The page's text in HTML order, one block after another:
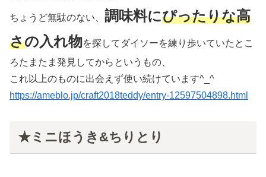
ちょうど無駄のない、 調味料にぴったりな高
さの入れ物を探してダイソーを練り歩いていたとこ
ろたまたま発見してからというもの、
これ以上のものに出会えず使い続けています^_^
https://ameblo.jp/craft2018teddy/entry-12597504898.html
★ミニほうき&ちりとり